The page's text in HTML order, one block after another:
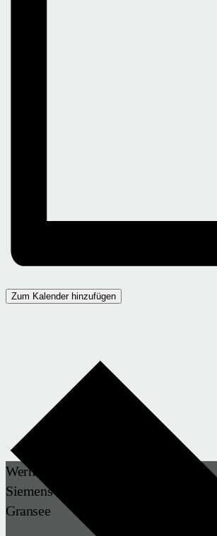
Zum Kalender hinzufügen
Werner-von-
Siemens-Schule
Gransee